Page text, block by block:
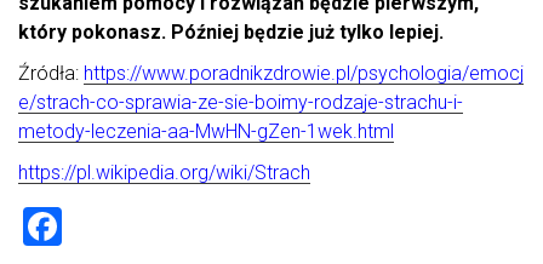
który pokonasz. Później będzie już tylko lepiej.
Źródła: https://www.poradnikzdrowie.pl/psychologia/emocj
e/strach-co-sprawia-ze-sie-boimy-rodzaje-strachu-i-
metody-leczenia-aa-MwHN-gZen-1wek.html
https://pl.wikipedia.org/wiki/Strach